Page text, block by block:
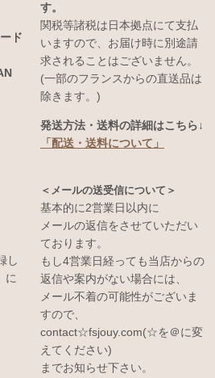
ド
し
に
す。
関税等諸税は日本拠点にて支払
いますので、お届け時に別途請
求されることはございません。
(一部のフランスからの直送品は
除きます。)
発送方法・送料の詳細はこちら↓
「配送・送料について」
＜メールの送受信について＞
基本的に2営業日以内に
メールの返信をさせていただい
ております。
もし4営業日経っても当店からの
返信や案内がない場合には、
メール不着の可能性がございま
すので、
contact☆fsjouy.com(☆を＠に変
えてください)
までお知らせ下さい。